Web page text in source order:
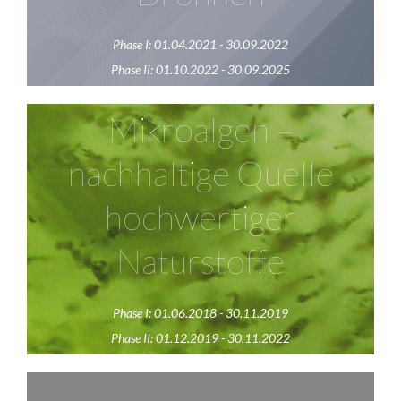
Phase I: 01.04.2021 - 30.09.2022
Phase II: 01.10.2022 - 30.09.2025
Zur Homepage
Mikroalgen –
nachhaltige Quelle
hochwertiger
Naturstoffe
Phase I: 01.06.2018 - 30.11.2019
Phase II: 01.12.2019 - 30.11.2022
Mikroalgen
Das Netzwerk „Mikroalgen“ verfolgt das Ziel der
biotechnologischen und industriellen Nutzung von
Mikroalgen als Quelle für die Herstellung
hochwertiger Naturstoffe in unterschiedlichen
Anwendungsbereichen u.a. Chemie, Pharma und
Nahrungsmittel.
Zur Homepage